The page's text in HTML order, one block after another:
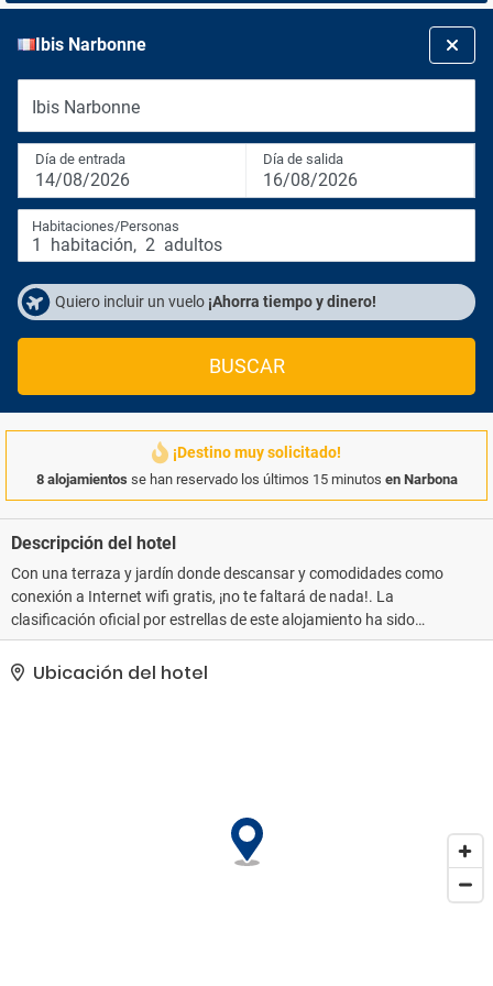
Ibis Narbonne
Ibis Narbonne
Día de entrada
14/08/2026
Día de salida
16/08/2026
Habitaciones/Personas
1 habitación, 2 adultos
Quiero incluir un vuelo ¡Ahorra tiempo y dinero!
BUSCAR
¡Destino muy solicitado!
8 alojamientos se han reservado los últimos 15 minutos en Narbona
Descripción del hotel
Con una terraza y jardín donde descansar y comodidades como
conexión a Internet wifi gratis, ¡no te faltará de nada!. La
clasificación oficial por estrellas de este alojamiento ha sido
otorgada por ATOUT France, la agencia de desarrollo turístico de
Francia.. Tendrás una sala de ordenadores, un servicio de
Ubicación del hotel